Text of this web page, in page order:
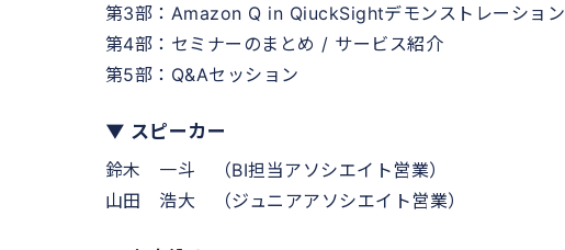
第3部：Amazon Q in QiuckSightデモンストレーション
第4部：セミナーのまとめ / サービス紹介
第5部：Q&Aセッション
▼ スピーカー
鈴木 一斗 （BI担当アソシエイト営業）
山田 浩大 （ジュニアアソシエイト営業）